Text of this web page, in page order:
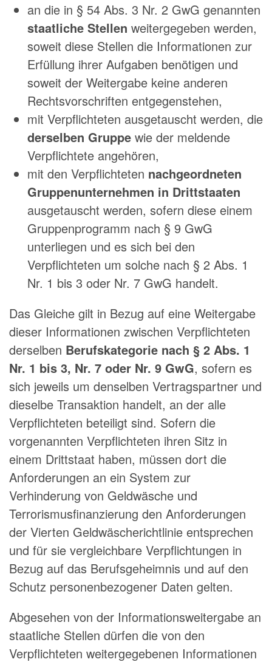
an die in § 54 Abs. 3 Nr. 2 GwG genannten
staatliche Stellen weitergegeben werden,
soweit diese Stellen die Informationen zur
Erfüllung ihrer Aufgaben benötigen und
soweit der Weitergabe keine anderen
Rechtsvorschriften entgegenstehen,
mit Verpflichteten ausgetauscht werden, die
derselben Gruppe wie der meldende
Verpflichtete angehören,
mit den Verpflichteten nachgeordneten
Gruppenunternehmen in Drittstaaten
ausgetauscht werden, sofern diese einem
Gruppenprogramm nach § 9 GwG
unterliegen und es sich bei den
Verpflichteten um solche nach § 2 Abs. 1
Nr. 1 bis 3 oder Nr. 7 GwG handelt.
Das Gleiche gilt in Bezug auf eine Weitergabe
dieser Informationen zwischen Verpflichteten
derselben Berufskategorie nach § 2 Abs. 1
Nr. 1 bis 3, Nr. 7 oder Nr. 9 GwG, sofern es
sich jeweils um denselben Vertragspartner und
dieselbe Transaktion handelt, an der alle
Verpflichteten beteiligt sind. Sofern die
vorgenannten Verpflichteten ihren Sitz in
einem Drittstaat haben, müssen dort die
Anforderungen an ein System zur
Verhinderung von Geldwäsche und
Terrorismusfinanzierung den Anforderungen
der Vierten Geldwäscherichtlinie entsprechen
und für sie vergleichbare Verpflichtungen in
Bezug auf das Berufsgeheimnis und auf den
Schutz personenbezogener Daten gelten.
Abgesehen von der Informationsweitergabe an
staatliche Stellen dürfen die von den
Verpflichteten weitergegebenen Informationen